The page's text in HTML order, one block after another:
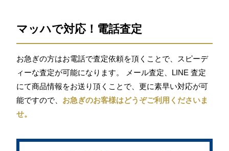
マッハで対応！電話査定
お急ぎの方はお電話で査定依頼を頂くことで、スピーデ
ィーな査定が可能になります。 メール査定、LINE 査定
にて商品情報をお送り頂くことで、更に素早い対応が可
能ですので、 お急ぎのお客様はどうぞご利用くださいま
せ。